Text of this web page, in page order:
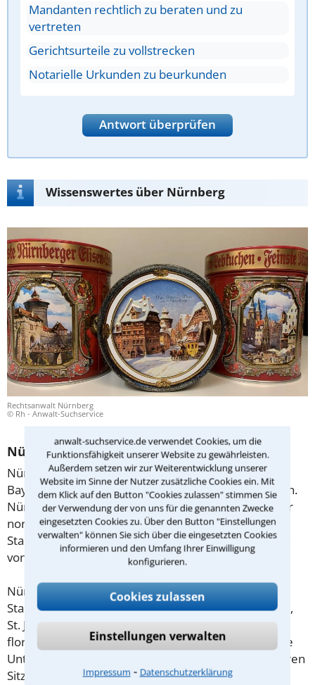
anwalt-suchservice.de verwendet Cookies, um die
Funktionsfähigkeit unserer Website zu gewährleisten.
Außerdem setzen wir zur Weiterentwicklung unserer
Website im Sinne der Nutzer zusätzliche Cookies ein. Mit
dem Klick auf den Button "Cookies zulassen" stimmen Sie
der Verwendung der von uns für die genannten Zwecke
eingesetzten Cookies zu. Über den Button "Einstellungen
verwalten" können Sie sich über die eingesetzten Cookies
informieren und den Umfang Ihrer Einwilligung
konfigurieren.
Cookies zulassen
Einstellungen verwalten
Impressum ⁃ Datenschutzerklärung
Mandanten rechtlich zu beraten und zu
vertreten
Gerichtsurteile zu vollstrecken
Notarielle Urkunden zu beurkunden
Antwort überprüfen
Wissenswertes über Nürnberg
Rechtsanwalt Nürnberg
© Rh - Anwalt-Suchservice
Nürnberg – eine historische Stadt
Nürnberg ist nach München die zweitgrößte Stadt
Bayerns und liegt im Regierungsbezirk Mittelfranken.
Nürnberg liegt an der Pegnitz, die etwa 80 Kilometer
nordöstlich der Stadt Nürnberg entspringt und das
Stadtgebiet auf einer Länge von etwa 14 Kilometern
von Ost nach West durchquert.
Nürnberg hat 10 Stadtteile mit insgesamt 88
Stadtbezirken (z. B. Buch, Duzendteich, St. Leonhard,
St. Johannis und Glockenhof). Nürnberg ist ein
florierender Wirtschaftsstandort, in dem auch große
Unternehmen wie Bosch, Siemens und die Datev ihren
Sitz haben.